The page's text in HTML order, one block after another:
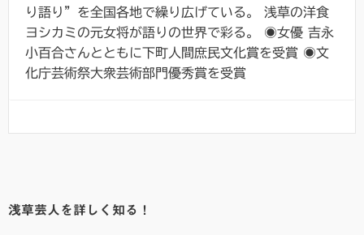
り語り”を全国各地で繰り広げている。 浅草の洋食
ヨシカミの元女将が語りの世界で彩る。 ◉女優 吉永
小百合さんとともに下町人間庶民文化賞を受賞 ◉文
化庁芸術祭大衆芸術部門優秀賞を受賞
浅草芸人を詳しく知る！